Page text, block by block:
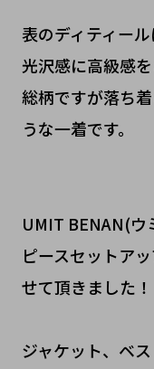
表のディティー
光沢感に高級感を
総柄ですが落ち
うな一着です。
UMIT BENAN(ウ
ピースセットア
せて頂きました！
ジャケット、ベ